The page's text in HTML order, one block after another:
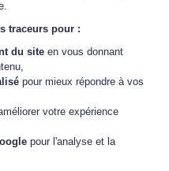
traceurs pour :
du site en vous donnant
pour mieux répondre à vos
votre expérience
pour l'analyse et la